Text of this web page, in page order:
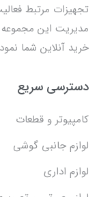
تجهیزات مرتبط
مدیریت این مجموعه
خرید آنلاین شما
دسترسی سریع
کامپیوتر و قطعات
لوازم جانبی گوشی
لوازم اداری